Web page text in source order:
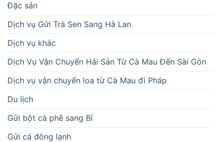
Đặc sản
Dịch vụ Gửi Trà Sen Sang Hà Lan
Dịch vụ khác
Dịch Vụ Vận Chuyển Hải Sản Từ Cà Mau Đến Sài Gòn
Dịch vụ vận chuyển loa từ Cà Mau đi Pháp
Du lịch
Gửi bột cà phê sang Bỉ
Gửi cá đông lạnh